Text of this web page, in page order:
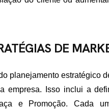
DE
planejamento estratégico
empresa. Isso inclui a
e Promoção. Cada